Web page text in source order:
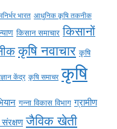
भारत आधुनिक कृषि तकनीक
किसान समाचार किसानों
कृषि नवाचार कृषि
केंद्र कृषि समाचर कृषि
गन्ना विकास विभाग ग्रामीण
जैविक खेती